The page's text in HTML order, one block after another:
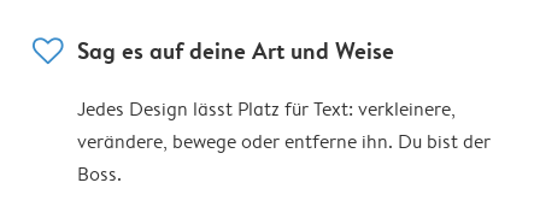
heart Sag es auf deine Art und Weise
Jedes Design lässt Platz für Text: verkleinere,
verändere, bewege oder entferne ihn. Du bist der
Boss.